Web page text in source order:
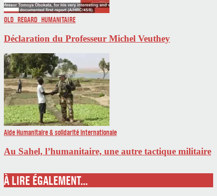
OLD_REGARD_HUMANITAIRE
Déclaration du Professeur Michel Veuthey
Aide Humanitaire & solidarité internationale
Au Sahel, l’humanitaire, une autre tactique militaire
À LIRE ÉGALEMENT...